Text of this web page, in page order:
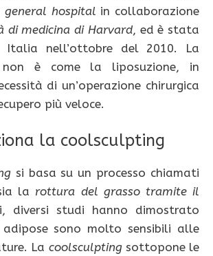
general hospital in collaborazione
di medicina di Harvard, ed è stata
Italia nell’ottobre del 2010. La
non è come la liposuzione, in
di un’operazione chirurgica
più veloce.
la coolsculpting
si basa su un processo chiamati
la rottura del grasso tramite il
diversi studi hanno dimostrato
sono molto sensibili alle
La coolsculpting sottopone le